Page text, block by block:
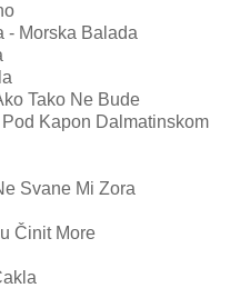
- Morska Balada
Tako Ne Bude
Kapon Dalmatinskom
Svane Mi Zora
Činit More